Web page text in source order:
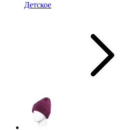
Детское